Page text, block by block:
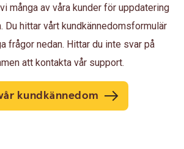
många av våra kunder för uppdatering
Du hittar vårt kundkännedomsformulär
frågor nedan. Hittar du inte svar på
att kontakta vår support.
kundkännedom